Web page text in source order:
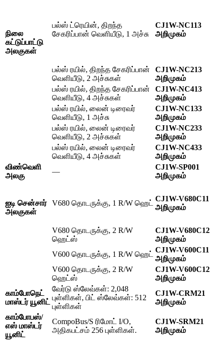
நிலை
கட்டுப்பாட்டு
அலகுகள்
பல்ஸ் ட்ரெயின், திறந்த
சேகரிப்பான் வெளியீடு, 1 அச்சு
CJ1W-NC113
அறிமுகம்
பல்ஸ் ரயில், திறந்த சேகரிப்பான்
வெளியீடு, 2 அச்சுகள்
CJ1W-NC213
அறிமுகம்
பல்ஸ் ரயில், திறந்த சேகரிப்பான்
வெளியீடு, 4 அச்சுகள்
CJ1W-NC413
அறிமுகம்
பல்ஸ் ரயில், லைன் டிரைவர்
வெளியீடு, 1 அச்சு
CJ1W-NC133
அறிமுகம்
பல்ஸ் ரயில், லைன் டிரைவர்
வெளியீடு, 2 அச்சுகள்
CJ1W-NC233
அறிமுகம்
பல்ஸ் ரயில், லைன் டிரைவர்
வெளியீடு, 4 அச்சுகள்
CJ1W-NC433
அறிமுகம்
விண்வெளி
அலகு
—
CJ1W-SP001
அறிமுகம்
ஐடி சென்சார்
அலகுகள்
V680 தொடருக்கு, 1 R/W ஹெட்
CJ1W-V680C11
அறிமுகம்
V680 தொடருக்கு, 2 R/W
ஹெட்ஸ்
CJ1W-V680C12
அறிமுகம்
V600 தொடருக்கு, 1 R/W ஹெட்
CJ1W-V600C11
அறிமுகம்
V600 தொடருக்கு, 2 R/W
ஹெட்ஸ்
CJ1W-V600C12
அறிமுகம்
காம்போநெட்
மாஸ்டர் யூனிட்
வேர்டு ஸ்லேவ்கள்: 2,048
புள்ளிகள், பிட் ஸ்லேவ்கள்: 512
புள்ளிகள்
CJ1W-CRM21
அறிமுகம்
காம்போபஸ்/
எஸ் மாஸ்டர்
யூனிட்
CompoBus/S ரிமோட் I/O,
அதிகபட்சம் 256 புள்ளிகள்.
CJ1W-SRM21
அறிமுகம்